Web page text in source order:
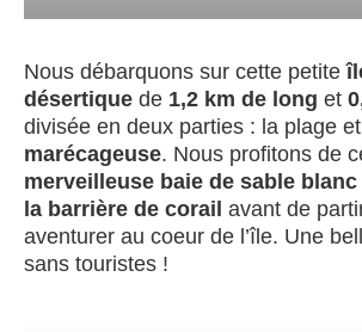
Nous débarquons sur cette petite
désertique de 1,2 km de long et
divisée en deux parties : la plage
marécageuse. Nous profitons de
merveilleuse baie de sable
la barrière de corail avant de
aventurer au coeur de l’île. Une
sans touristes !